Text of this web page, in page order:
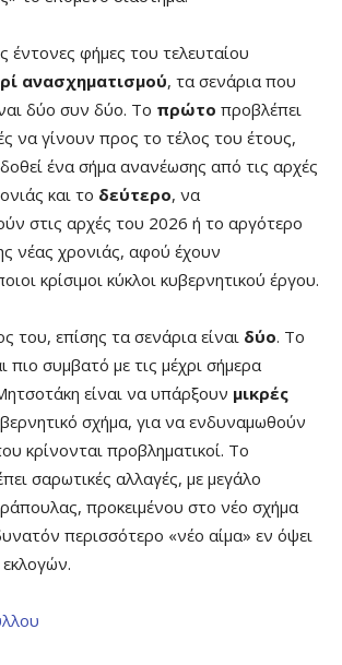
έντονες φήμες του τελευταίου
ανασχηματισμού, τα σενάρια που
δύο συν δύο. Το πρώτο προβλέπει
να γίνουν προς το τέλος του έτους,
ένα σήμα ανανέωσης από τις αρχές
και το δεύτερο, να
στις αρχές του 2026 ή το αργότερο
νέας χρονιάς, αφού έχουν
κρίσιμοι κύκλοι κυβερνητικού έργου.
του, επίσης τα σενάρια είναι δύο. Το
πιο συμβατό με τις μέχρι σήμερα
είναι να υπάρξουν μικρές
σχήμα, για να ενδυναμωθούν
κρίνονται προβληματικοί. Το
σαρωτικές αλλαγές, με μεγάλο
προκειμένου στο νέο σχήμα
περισσότερο «νέο αίμα» εν όψει